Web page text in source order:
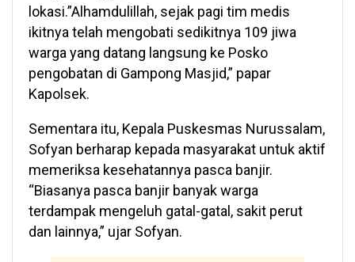
lokasi.”Alhamdulillah, sejak pagi tim medis
ikitnya telah mengobati sedikitnya 109 jiwa
warga yang datang langsung ke Posko
pengobatan di Gampong Masjid,” papar
Kapolsek.
Sementara itu, Kepala Puskesmas Nurussalam,
Sofyan berharap kepada masyarakat untuk aktif
memeriksa kesehatannya pasca banjir.
“Biasanya pasca banjir banyak warga
terdampak mengeluh gatal-gatal, sakit perut
dan lainnya,” ujar Sofyan.